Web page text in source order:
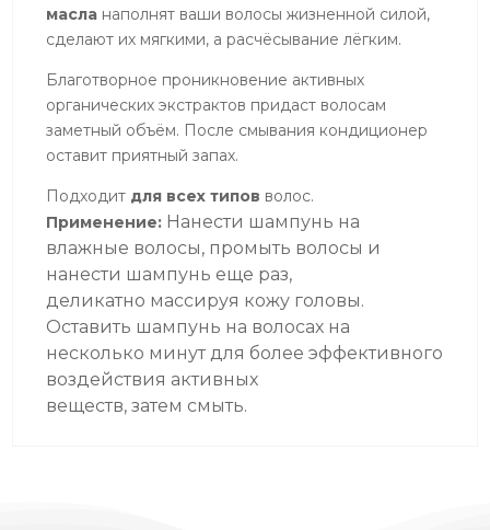
масла наполнят ваши волосы жизненной силой,
сделают их мягкими, а расчёсывание лёгким.
Благотворное проникновение активных
органических экстрактов придаст волосам
заметный объём. После смывания кондиционер
оставит приятный запах.
Подходит для всех типов волос.
Применение: Нанести шампунь на
влажные волосы, промыть волосы и
нанести шампунь еще раз,
деликатно массируя кожу головы.
Оставить шампунь на волосах на
несколько минут для более эффективного
воздействия активных
веществ, затем смыть.